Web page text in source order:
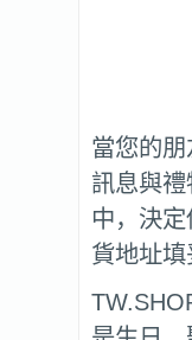
當您的
訊息與
中，決
貨地址